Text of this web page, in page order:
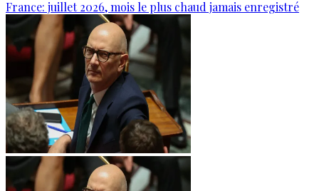
France: juillet 2026, mois le plus chaud jamais enregistré